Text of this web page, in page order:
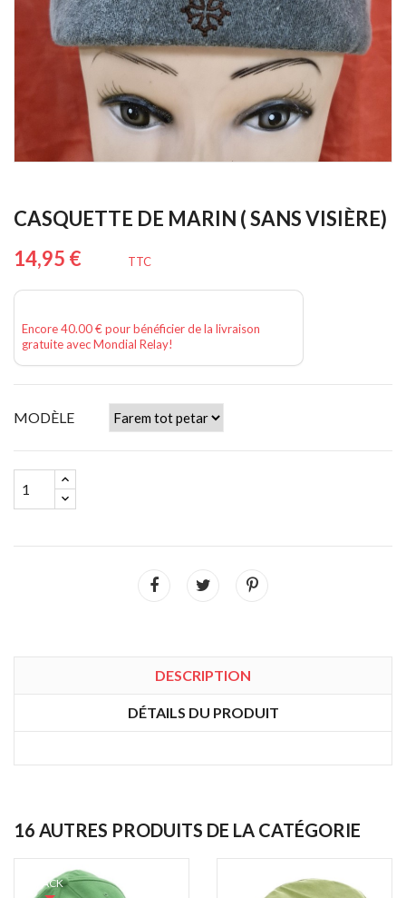
CASQUETTE DE MARIN ( SANS VISIÈRE)
14,95 €
TTC
Encore 40.00 € pour bénéficier de la livraison
gratuite avec Mondial Relay!
MODÈLE
DESCRIPTION
DÉTAILS DU PRODUIT
16 AUTRES PRODUITS DE LA CATÉGORIE
PACK